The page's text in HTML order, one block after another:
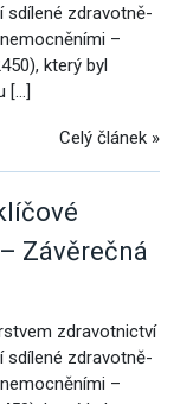
sdílené zdravotně-
–
který byl
[…]
Celý článek »
Závěrečná
zdravotnictví
sdílené zdravotně-
–